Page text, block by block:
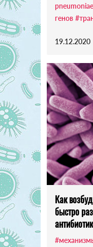
pneumoniae
генов
19.12.2020
Как
быстро